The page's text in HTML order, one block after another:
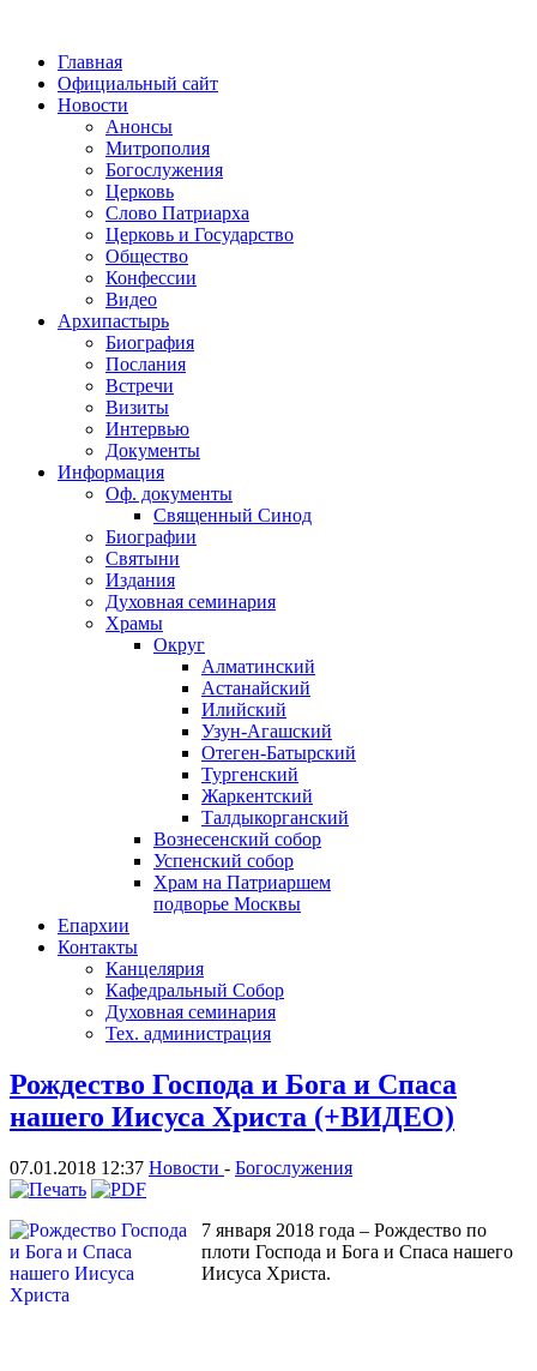
Главная
Официальный сайт
Новости
Анонсы
Митрополия
Богослужения
Церковь
Слово Патриарха
Церковь и Государство
Общество
Конфессии
Видео
Архипастырь
Биография
Послания
Встречи
Визиты
Интервью
Документы
Информация
Оф. документы
Священный Синод
Биографии
Святыни
Издания
Духовная семинария
Храмы
Округ
Алматинский
Астанайский
Илийский
Узун-Агашский
Отеген-Батырский
Тургенский
Жаркентский
Талдыкорганский
Вознесенский собор
Успенский собор
Храм на Патриаршем
подворье Москвы
Епархии
Контакты
Канцелярия
Кафедральный Собор
Духовная семинария
Тех. администрация
Рождество Господа и Бога и Спаса
нашего Иисуса Христа (+ВИДЕО)
07.01.2018 12:37 Новости - Богослужения
7 января 2018 года – Рождество по
плоти Господа и Бога и Спаса нашего
Иисуса Христа.